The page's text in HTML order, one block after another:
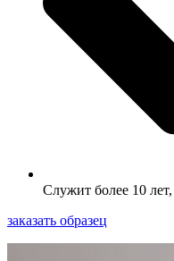
Служит более 10
заказать образец